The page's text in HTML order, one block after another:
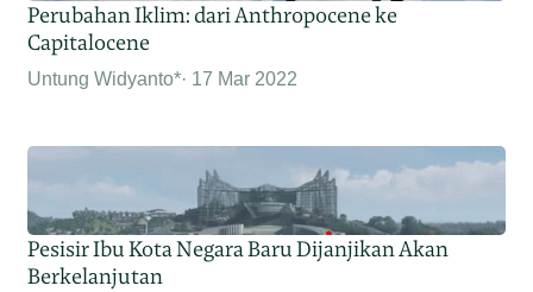
Perubahan Iklim: dari Anthropocene ke
Capitalocene
Untung Widyanto* 17 Mar 2022
Pesisir Ibu Kota Negara Baru Dijanjikan Akan
Berkelanjutan